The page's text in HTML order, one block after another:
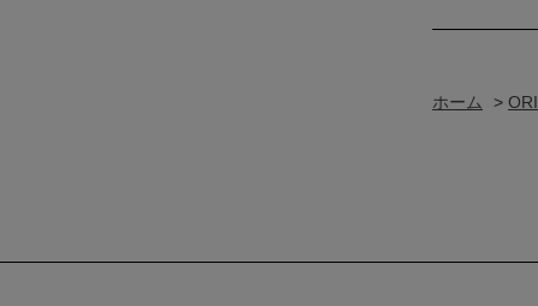
ホーム >